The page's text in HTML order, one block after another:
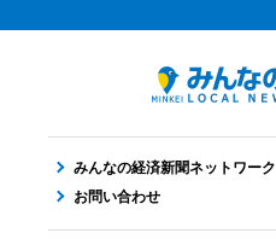
みんなの経済新聞ネットワーク
お問い合わせ